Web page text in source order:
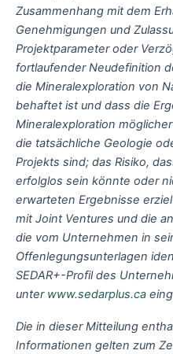
Zusammenhang mit dem
Genehmigungen und
Projektparameter oder
fortlaufender Neudefinition
die Mineralexploration von
behaftet ist und dass die
Mineralexploration
die tatsächliche Geologie
Projekts sind; das Risiko,
erfolglos sein könnte oder
erwarteten Ergebnisse
mit Joint Ventures und die
die vom Unternehmen in
Offenlegungsunterlagen
SEDAR+-Profil des
unter www.sedarplus.ca
Die in dieser Mitteilung
Informationen gelten zum